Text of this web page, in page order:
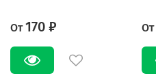
От 170 ₽ От